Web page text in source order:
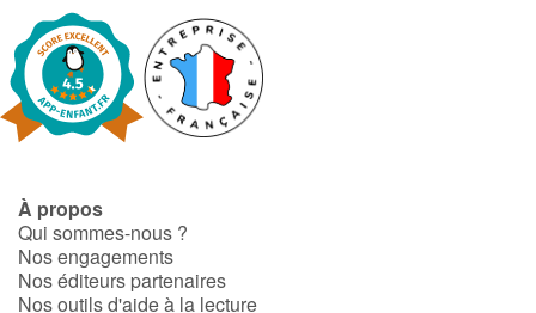
À propos
Qui sommes-nous ?
Nos engagements
Nos éditeurs partenaires
Nos outils d'aide à la lecture